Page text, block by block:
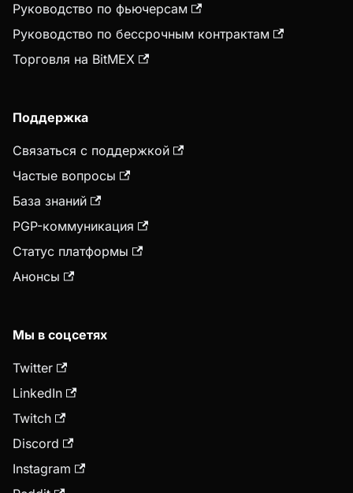
Руководство по фьючерсам
Руководство по бессрочным контрактам
Торговля на BitMEX
Поддержка
Связаться с поддержкой
Частые вопросы
База знаний
PGP-коммуникация
Статус платформы
Анонсы
Мы в соцсетях
Twitter
LinkedIn
Twitch
Discord
Instagram